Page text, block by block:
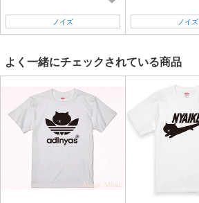
ノイズ ノイズ
よく一緒にチェックされている商品